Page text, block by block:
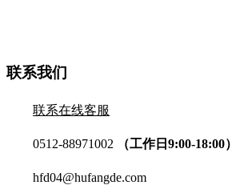
联系我们
联系在线客服
0512-88971002 （工作日9:00-18:00）
hfd04@hufangde.com